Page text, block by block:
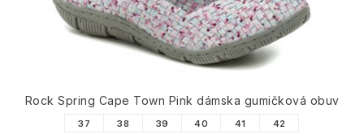
Rock Spring Cape Town Pink dámska gumičková obuv
37 38 39 40 41 42